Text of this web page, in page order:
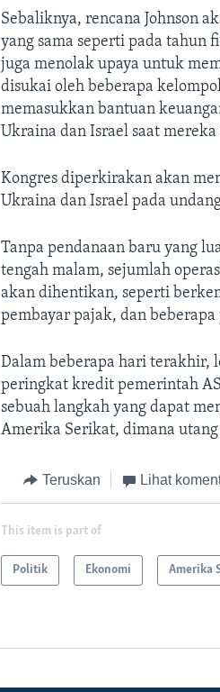
Sebaliknya, rencana Johnson
yang sama seperti pada tahun
juga menolak upaya untuk
disukai oleh beberapa
memasukkan bantuan
Ukraina dan Israel saat
Kongres diperkirakan akan
Ukraina dan Israel pada
Tanpa pendanaan baru yang
tengah malam, sejumlah
akan dihentikan, seperti
pembayar pajak, dan
Dalam beberapa hari terakhir,
peringkat kredit pemerintah
sebuah langkah yang dapat
Amerika Serikat, dimana
Teruskan Lihat
This item is part of
Politik Ekonomi Amerika